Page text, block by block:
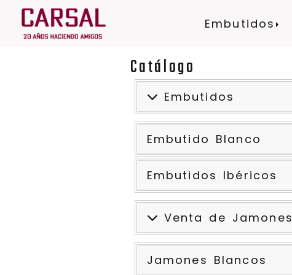
Embutidos
Catálogo
Embutidos
Embutido Blanco
Embutidos Ibéricos
Venta de Jamones
Jamones Blancos